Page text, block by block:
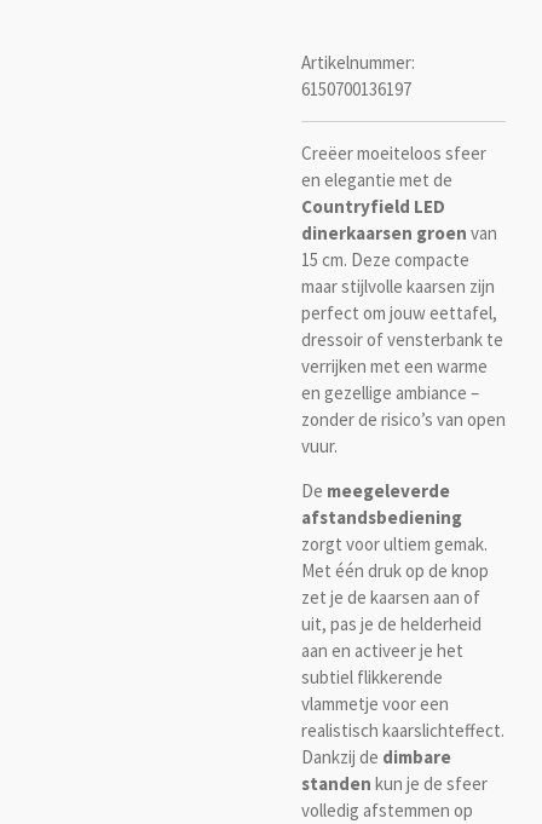
Artikelnummer:
6150700136197
Creëer moeiteloos sfeer
en elegantie met de
Countryfield LED
dinerkaarsen groen van
15 cm. Deze compacte
maar stijlvolle kaarsen zijn
perfect om jouw eettafel,
dressoir of vensterbank te
verrijken met een warme
en gezellige ambiance –
zonder de risico’s van open
vuur.
De meegeleverde
afstandsbediening
zorgt voor ultiem gemak.
Met één druk op de knop
zet je de kaarsen aan of
uit, pas je de helderheid
aan en activeer je het
subtiel flikkerende
vlammetje voor een
realistisch kaarslichteffect.
Dankzij de dimbare
standen kun je de sfeer
volledig afstemmen op